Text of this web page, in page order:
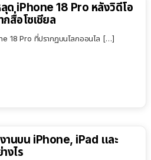
ด iPhone 18 Pro หลังวิดีโอ
สื่อโซเชียล
18 Pro ที่ปรากฏบนโลกออนไล […]
านบน iPhone, iPad และ
งไร